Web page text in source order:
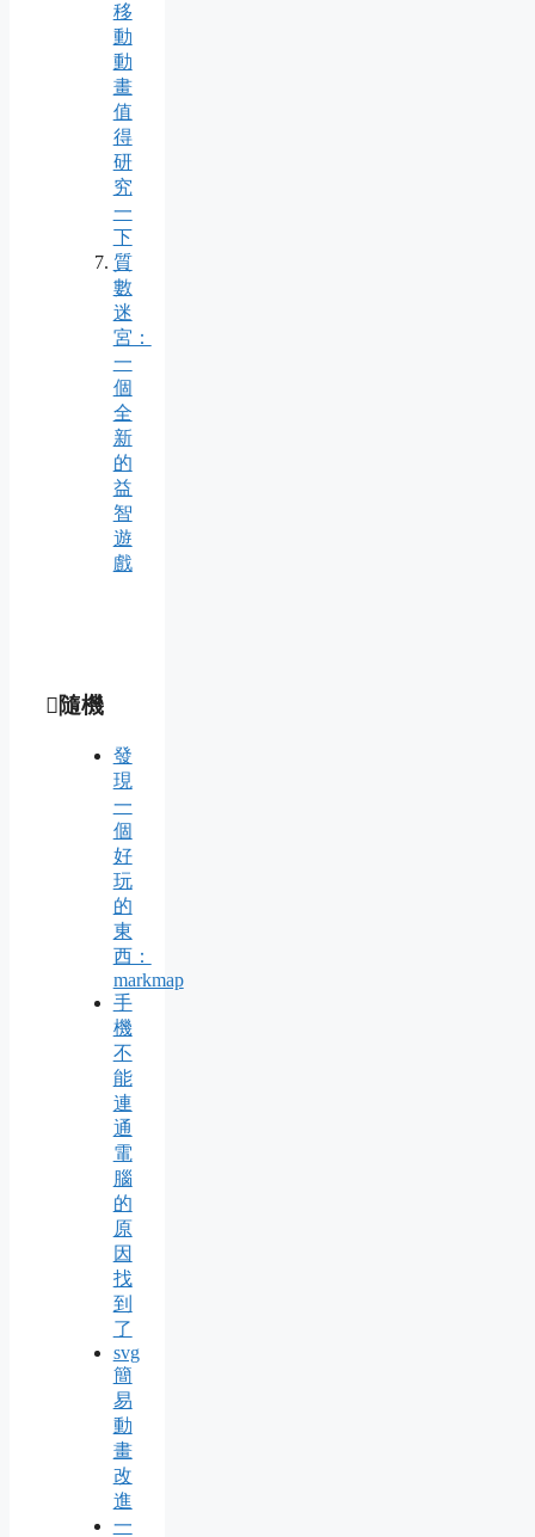
移
動
動
畫
值
得
研
究
一
下
質
數
迷
宮：
一
個
全
新
的
益
智
遊
戲
隨機
發
現
一
個
好
玩
的
東
西：
markmap
手
機
不
能
連
通
電
腦
的
原
因
找
到
了
svg
簡
易
動
畫
改
進
一